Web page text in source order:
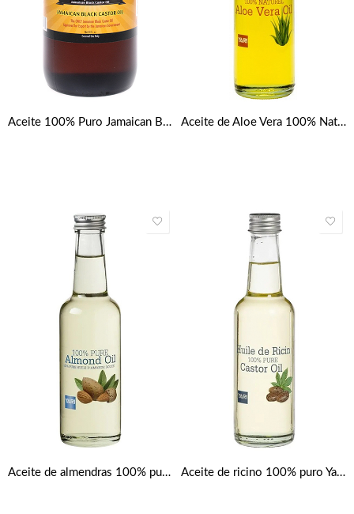
Aceite 100% Puro Jamaican Black Castor Oil Sunny isle 6oz Aceite de Aloe Vera 100% Natural Yari 250 ml
Aceite de almendras 100% puro Yari 250ml Aceite de ricino 100% puro Yari 250 ml